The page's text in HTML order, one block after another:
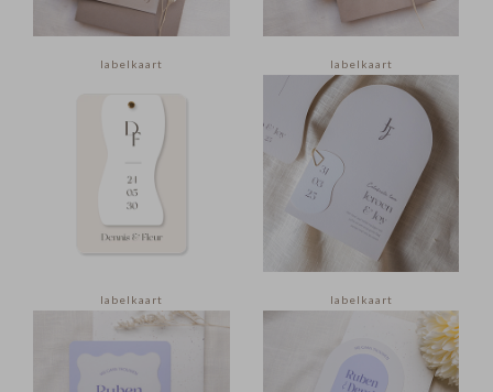
labelkaart labelkaart
labelkaart labelkaart